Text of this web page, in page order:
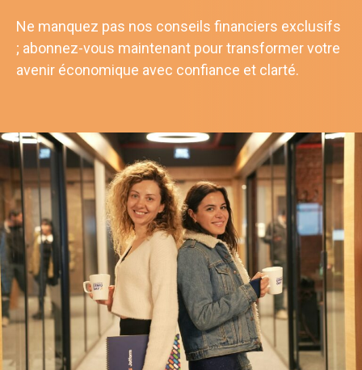
Ne manquez pas nos conseils financiers exclusifs
; abonnez-vous maintenant pour transformer votre
avenir économique avec confiance et clarté.